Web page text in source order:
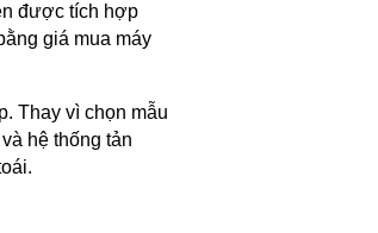
được tích hợp
giá mua máy
Thay vì chọn mẫu
hệ thống tản